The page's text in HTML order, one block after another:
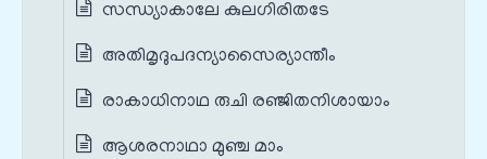
സന്ധ്യാകാലേ കുലഗിരിതടേ
അതിമൃദുപദന്യാസൈര്യാന്തീം
രാകാധിനാഥ രുചി രഞ്ജിതനിശായാം
ആശരനാഥാ മുഞ്ച മാം